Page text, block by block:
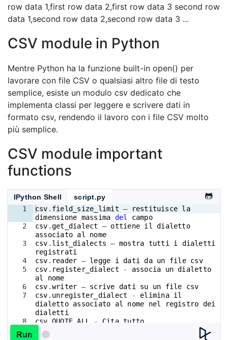
row data 1,first row data 2,first row data 3 second row
data 1,second row data 2,second row data 3 ...
CSV module in Python
Mentre Python ha la funzione built-in open() per
lavorare con file CSV o qualsiasi altro file di testo
semplice, esiste un modulo csv dedicato che
implementa classi per leggere e scrivere dati in
formato csv, rendendo il lavoro con i file CSV molto
più semplice.
CSV module important
functions
IPython Shell
script.py
1
2
3
4
5
6
7
8
csv . field_size_limit – restituisce la
dimensione massima del
campo
csv .get_dialect – ottiene il
dialetto
associato al
nome
csv . list_dialects – mostra tutti i
dialetti
registrati
csv . reader – legge i dati da un file csv
csv . register_dialect - associa un dialetto
al
nome
csv .writer – scrive dati su un file
csv
csv . unregister_dialect - elimina il
dialetto associato al nome nel registro dei
dialetti
csv QUOTE_ALL - Cita tutto
indipendentemente
Run